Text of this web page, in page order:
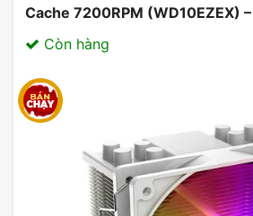
Cache 7200RPM (WD10EZEX)
03/2025
Còn hàng